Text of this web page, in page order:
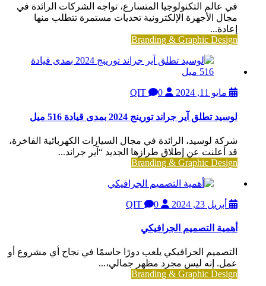
في عالم التكنولوجيا المتسارع، تواجه الشركات الرائدة في
مجال الأجهزة الإلكترونية تحديات مستمرة تتطلب منها
إعادة...
Branding & Graphic Design
مايو 11, 2024 0
لوسيد تطلق آير جراند تورينج 2024 بمدى قيادة 516 ميل
شركة لوسيد، الرائدة في مجال السيارات الكهربائية الفاخرة،
قد أعلنت عن إطلاق طرازها الجديد “آير جراند...
Branding & Graphic Design
أبريل 23, 2024 0
أهمية التصميم الجرافيكي
التصميم الجرافيكي يلعب دورًا حاسمًا في نجاح أي مشروع أو
عمل. إنه ليس مجرد مظهر جمالي،...
Branding & Graphic Design